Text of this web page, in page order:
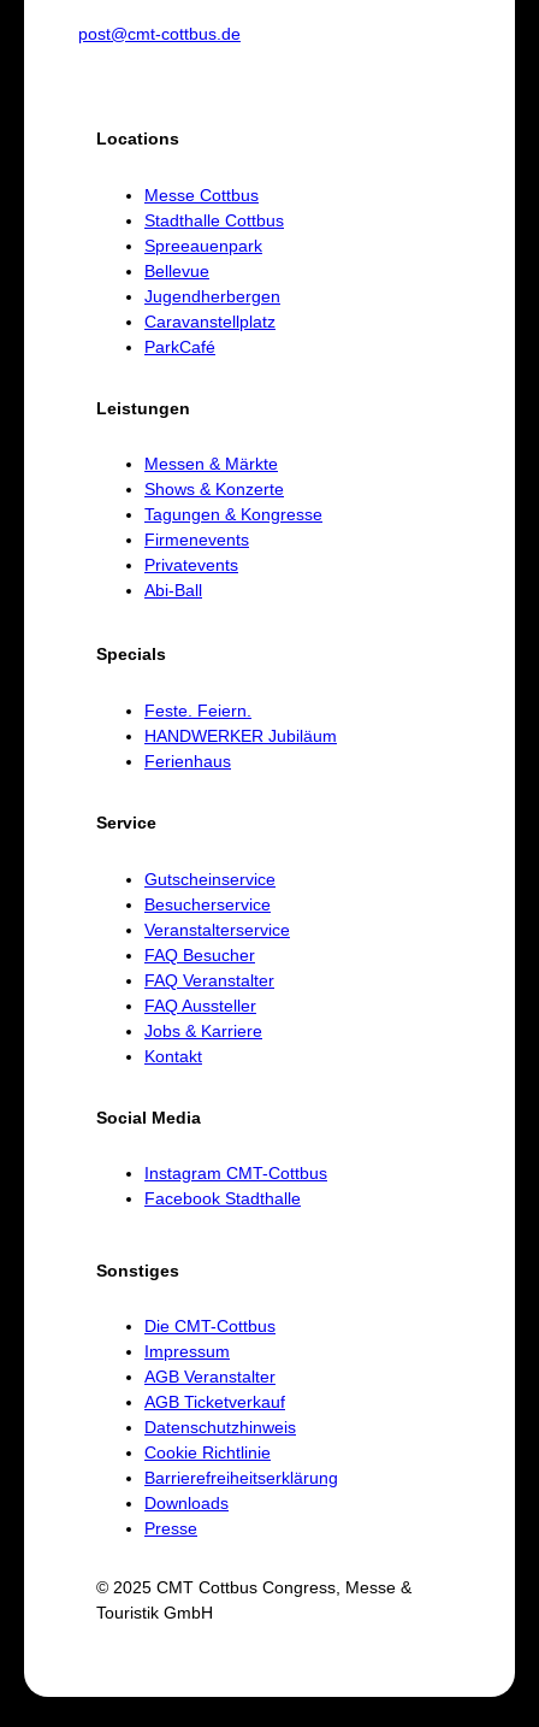
post@cmt-cottbus.de
Locations
Messe Cottbus
Stadthalle Cottbus
Spreeauenpark
Bellevue
Jugendherbergen
Caravanstellplatz
ParkCafé
Leistungen
Messen & Märkte
Shows & Konzerte
Tagungen & Kongresse
Firmenevents
Privatevents
Abi-Ball
Specials
Feste. Feiern.
HANDWERKER Jubiläum
Ferienhaus
Service
Gutscheinservice
Besucherservice
Veranstalterservice
FAQ Besucher
FAQ Veranstalter
FAQ Aussteller
Jobs & Karriere
Kontakt
Social Media
Instagram CMT-Cottbus
Facebook Stadthalle
Sonstiges
Die CMT-Cottbus
Impressum
AGB Veranstalter
AGB Ticketverkauf
Datenschutzhinweis
Cookie Richtlinie
Barrierefreiheitserklärung
Downloads
Presse
© 2025 CMT Cottbus Congress, Messe &
Touristik GmbH